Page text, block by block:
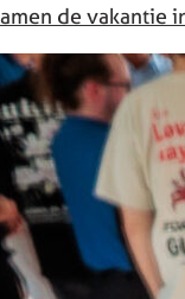
de vakantie